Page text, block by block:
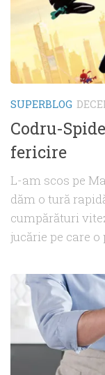
SUPERBLOG
Codru-
fericire
L-am scos pe
dăm o tură
cumpărături
jucărie pe care o